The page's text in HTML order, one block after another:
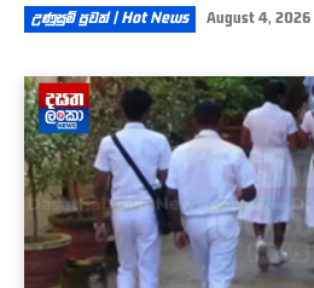
උණුසුම් පුවත් | Hot News August 4, 2026